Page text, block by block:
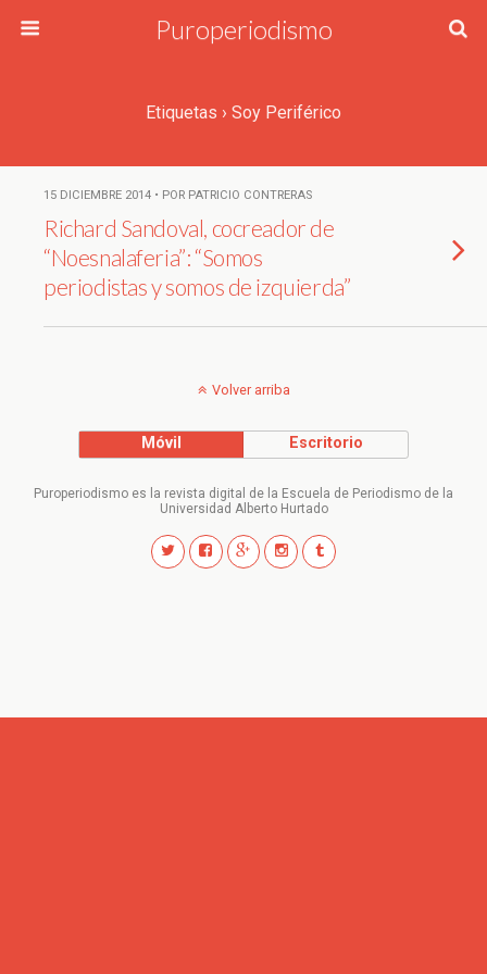
Puroperiodismo
Etiquetas › Soy Periférico
15 DICIEMBRE 2014 • POR PATRICIO CONTRERAS
Richard Sandoval, cocreador de
“Noesnalaferia”: “Somos
periodistas y somos de izquierda”
Volver arriba
Móvil Escritorio
Puroperiodismo es la revista digital de la Escuela de Periodismo de la
Universidad Alberto Hurtado